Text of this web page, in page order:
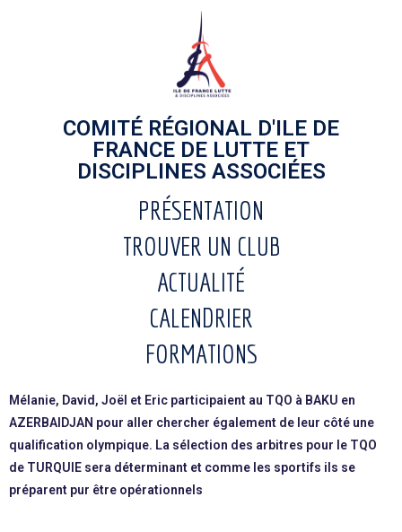
COMITÉ RÉGIONAL D'ILE DE
FRANCE DE LUTTE ET
DISCIPLINES ASSOCIÉES
PRÉSENTATION
TROUVER UN CLUB
ACTUALITÉ
CALENDRIER
FORMATIONS
Mélanie, David, Joël et Eric participaient au TQO à BAKU en
AZERBAIDJAN pour aller chercher également de leur côté une
qualification olympique. La sélection des arbitres pour le TQO
de TURQUIE sera déterminant et comme les sportifs ils se
préparent pur être opérationnels